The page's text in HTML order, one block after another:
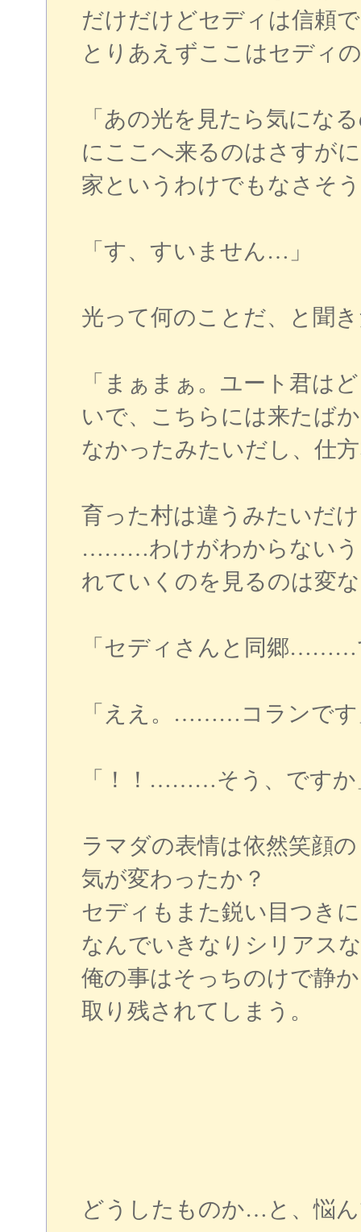
だけだけどセディは信頼
とりあえずここはセディ
「あの光を見たら気にな
にここへ来るのはさすが
家というわけでもなさそ
「す、すいません…」
光って何のことだ、と聞
「まぁまぁ。ユート君は
いで、こちらには来たば
なかったみたいだし、仕
育った村は違うみたいだ
………わけがわからないう
れていくのを見るのは変
「セディさんと同郷………
「ええ。………コランです
「！！………そう、ですか
ラマダの表情は依然笑顔
気が変わったか？
セディもまた鋭い目つき
なんでいきなりシリアス
俺の事はそっちのけで静
取り残されてしまう。
どうしたものか…と、悩